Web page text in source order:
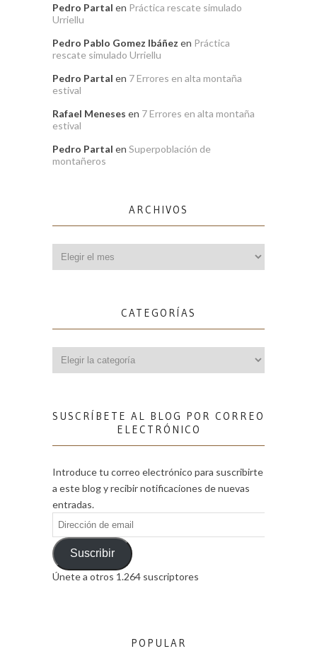
Pedro Partal en Práctica rescate simulado
Urriellu
Pedro Pablo Gomez Ibáñez en Práctica
rescate simulado Urriellu
Pedro Partal en 7 Errores en alta montaña
estival
Rafael Meneses en 7 Errores en alta montaña
estival
Pedro Partal en Superpoblación de
montañeros
ARCHIVOS
CATEGORÍAS
SUSCRÍBETE AL BLOG POR CORREO
ELECTRÓNICO
Introduce tu correo electrónico para suscribirte
a este blog y recibir notificaciones de nuevas
entradas.
Dirección
de
emailSuscribir
Únete a otros 1.264 suscriptores
POPULAR